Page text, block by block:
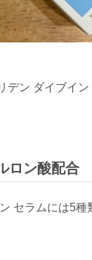
デン ダイブイ
ロン酸配合
セラムには5